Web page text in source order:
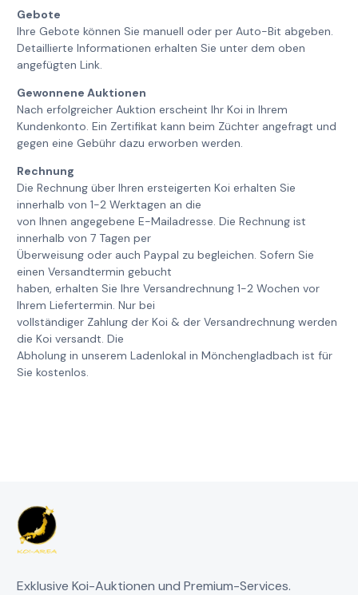
Gebote
Ihre Gebote können Sie manuell oder per Auto-Bit abgeben.
Detaillierte Informationen erhalten Sie unter dem oben
angefügten Link.
Gewonnene Auktionen
Nach erfolgreicher Auktion erscheint Ihr Koi in Ihrem
Kundenkonto. Ein Zertifikat kann beim Züchter angefragt und
gegen eine Gebühr dazu erworben werden.
Rechnung
Die Rechnung über Ihren ersteigerten Koi erhalten Sie
innerhalb von 1-2 Werktagen an die
von Ihnen angegebene E-Mailadresse. Die Rechnung ist
innerhalb von 7 Tagen per
Überweisung oder auch Paypal zu begleichen. Sofern Sie
einen Versandtermin gebucht
haben, erhalten Sie Ihre Versandrechnung 1-2 Wochen vor
Ihrem Liefertermin. Nur bei
vollständiger Zahlung der Koi & der Versandrechnung werden
die Koi versandt. Die
Abholung in unserem Ladenlokal in Mönchengladbach ist für
Sie kostenlos.
Exklusive Koi-Auktionen und Premium-Services.